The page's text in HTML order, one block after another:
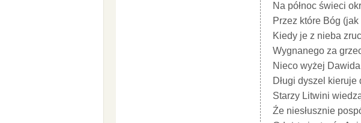
Na północ świeci
Przez które Bóg
Kiedy je z nieba
Wygnanego za
Nieco wyżej
Długi dyszel
Starzy Litwini
Źe niesłusznie